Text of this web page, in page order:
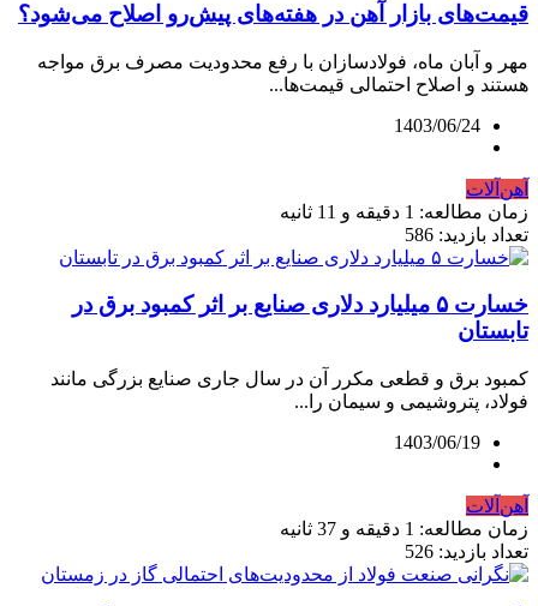
قیمت‌های بازار آهن در هفته‌های پیش‌رو اصلاح می‌شود؟
مهر و آبان ماه، فولادسازان با رفع محدودیت مصرف برق مواجه
هستند و اصلاح احتمالی قیمت‌ها...
1403/06/24
آهن‌آلات
زمان مطالعه: 1 دقیقه و 11 ثانیه
تعداد بازدید: 586
خسارت ۵ میلیارد دلاری صنایع بر اثر کمبود برق در
تابستان
کمبود برق و قطعی مکرر آن در سال جاری صنایع بزرگی مانند
فولاد، پتروشیمی و سیمان را...
1403/06/19
آهن‌آلات
زمان مطالعه: 1 دقیقه و 37 ثانیه
تعداد بازدید: 526